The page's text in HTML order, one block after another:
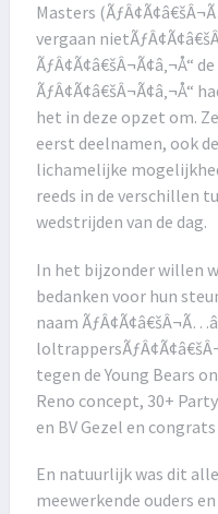
Masters
vergaan
ÃƒÂ¢Ã¢â€šÂ¬Ã¢â‚¬Å“
ÃƒÂ¢Ã¢â€šÂ¬Ã¢â‚¬Å“
het in deze opzet om.
eerst deelnamen, ook
lichamelijke
reeds in de verschillen
wedstrijden van de dag.
In het bijzonder willen
bedanken voor hun
naam
tegen de Young Bears
Reno concept, 30+
en BV Gezel en
En natuurlijk was dit
meewerkende ouders